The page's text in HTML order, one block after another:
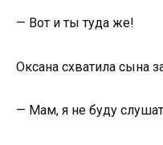
— Вот и ты туда же!
Оксана схватила сына
— Мам, я не буду